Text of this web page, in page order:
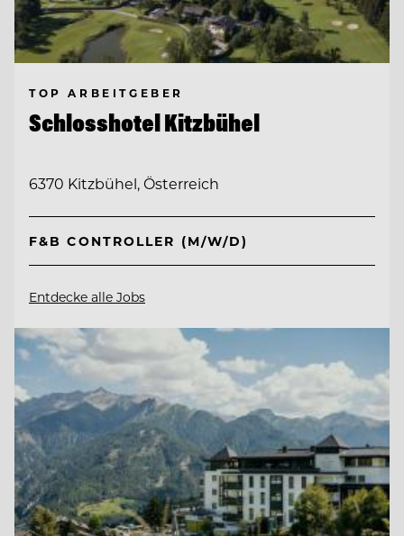
TOP ARBEITGEBER
Schlosshotel Kitzbühel
6370 Kitzbühel, Österreich
F&B CONTROLLER (M/W/D)
Entdecke alle Jobs